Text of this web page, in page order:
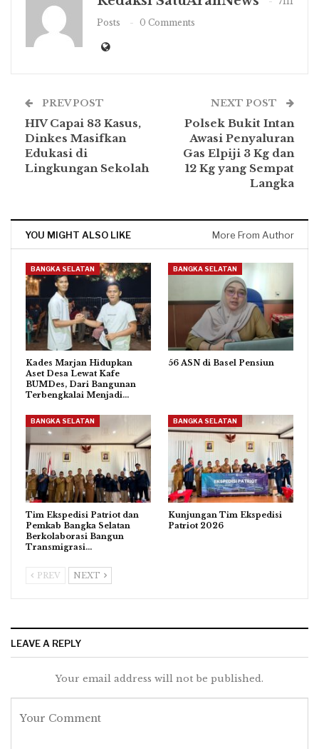
Posts
0 Comments
PREV POST
HIV Capai 83 Kasus,
Dinkes Masifkan
Edukasi di
Lingkungan Sekolah
NEXT POST
Polsek Bukit Intan
Awasi Penyaluran
Gas Elpiji 3 Kg dan
12 Kg yang Sempat
Langka
YOU MIGHT ALSO LIKE More From Author
BANGKA SELATAN
Kades Marjan Hidupkan
Aset Desa Lewat Kafe
BUMDes, Dari Bangunan
Terbengkalai Menjadi…
BANGKA SELATAN
56 ASN di Basel Pensiun
BANGKA SELATAN
Tim Ekspedisi Patriot dan
Pemkab Bangka Selatan
Berkolaborasi Bangun
Transmigrasi…
BANGKA SELATAN
Kunjungan Tim Ekspedisi
Patriot 2026
PREV NEXT
LEAVE A REPLY
Your email address will not be published.